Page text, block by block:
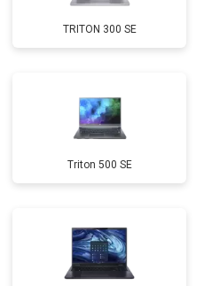
Ремонт петель
TRITON 300 SE
Triton 500 SE